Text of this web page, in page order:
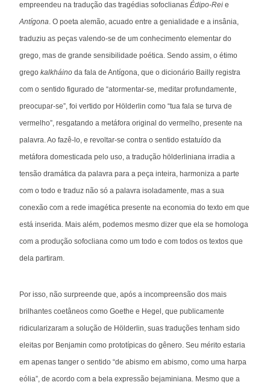
empreendeu na tradução das tragédias sofoclianas Édipo-Rei e
Antígona. O poeta alemão, acuado entre a genialidade e a insânia,
traduziu as peças valendo-se de um conhecimento elementar do
grego, mas de grande sensibilidade poética. Sendo assim, o étimo
grego kalkháino da fala de Antígona, que o dicionário Bailly registra
com o sentido figurado de “atormentar-se, meditar profundamente,
preocupar-se”, foi vertido por Hölderlin como “tua fala se turva de
vermelho”, resgatando a metáfora original do vermelho, presente na
palavra. Ao fazê-lo, e revoltar-se contra o sentido estatuído da
metáfora domesticada pelo uso, a tradução hölderliniana irradia a
tensão dramática da palavra para a peça inteira, harmoniza a parte
com o todo e traduz não só a palavra isoladamente, mas a sua
conexão com a rede imagética presente na economia do texto em que
está inserida. Mais além, podemos mesmo dizer que ela se homologa
com a produção sofocliana como um todo e com todos os textos que
dela partiram.
Por isso, não surpreende que, após a incompreensão dos mais
brilhantes coetâneos como Goethe e Hegel, que publicamente
ridicularizaram a solução de Hölderlin, suas traduções tenham sido
eleitas por Benjamin como prototípicas do gênero. Seu mérito estaria
em apenas tanger o sentido “de abismo em abismo, como uma harpa
eólia”, de acordo com a bela expressão bejaminiana. Mesmo que a